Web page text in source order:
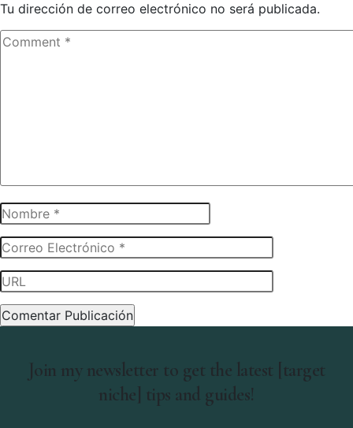
Tu dirección de correo electrónico no será publicada.
Join my newsletter to get the latest [target
niche] tips and guides!